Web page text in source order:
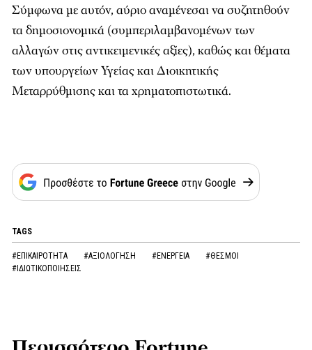
Σύμφωνα με αυτόν, αύριο αναμένεσαι να συζητηθούν
τα δημοσιονομικά (συμπεριλαμβανομένων των
αλλαγών στις αντικειμενικές αξίες), καθώς και θέματα
των υπουργείων Υγείας και Διοικητικής
Μεταρρύθμισης και τα χρηματοπιστωτικά.
TAGS
#ΕΠΙΚΑΙΡΟΤΗΤΑ #ΑΞΙΟΛΟΓΗΣΗ #ΕΝΕΡΓΕΙΑ
#ΘΕΣΜΟΙ
#ΙΔΙΩΤΙΚΟΠΟΙΗΣΕΙΣ